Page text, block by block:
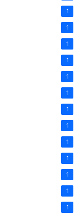
1
1
1
1
1
1
1
1
1
1
1
1
1